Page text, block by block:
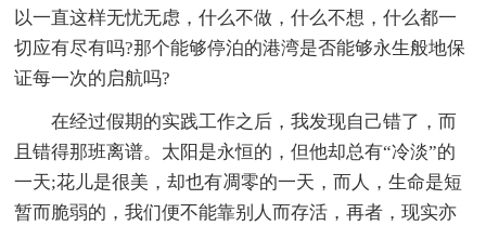
以一直这样无忧无虑，什么不做，什么不想，什么都一
切应有尽有吗?那个能够停泊的港湾是否能够永生般地保
证每一次的启航吗?
在经过假期的实践工作之后，我发现自己错了，而
且错得那班离谱。太阳是永恒的，但他却总有“冷淡”的
一天;花儿是很美，却也有凋零的一天，而人，生命是短
暂而脆弱的，我们便不能靠别人而存活，再者，现实亦